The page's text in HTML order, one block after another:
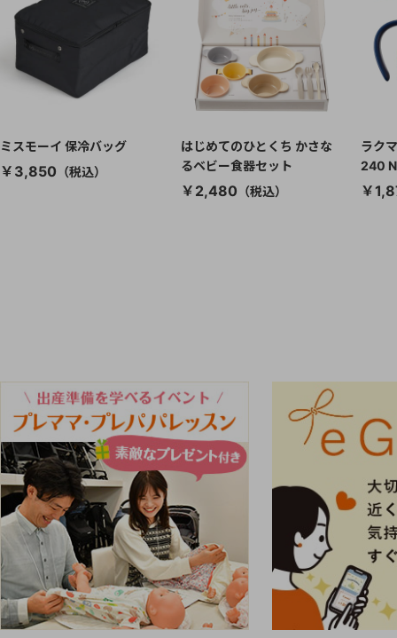
ミスモーイ 保冷バッグ
￥3,850
はじめてのひとくち かさな
るベビー食器セット
￥2,480
ラク
240 N
￥